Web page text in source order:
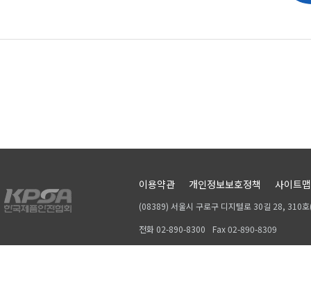
이용약관 개인정보보호정책 사이트맵
(08389) 서울시 구로구 디지털로 30길 28, 310
전화 02-890-8300
Fax 02-890-8309